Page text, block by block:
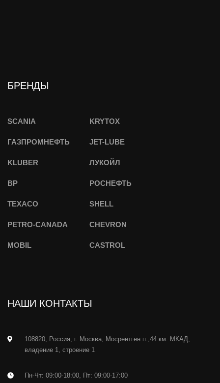
БРЕНДЫ
SCANIA KRYTOX
ГАЗПРОМНЕФТЬ JET-LUBE
KLUBER ЛУКОЙЛ
BP РОСНЕФТЬ
TEXACO SHELL
PETRO-CANADA CHEVRON
MOBIL CASTROL
НАШИ КОНТАКТЫ
108820, Россия, г. Москва, Мосрентген п.,44 км. МКАД,
владение 1, строение 1
Пн-Чт: 09:00-18:00, Пт: 09:00-17:00